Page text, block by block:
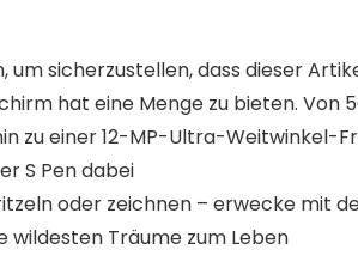
um sicherzustellen, dass dieser
hat eine Menge zu bieten. Von
zu einer 12-MP-Ultra-Weitwinkel-
S Pen dabei
oder zeichnen – erwecke mit
wildesten Träume zum Leben